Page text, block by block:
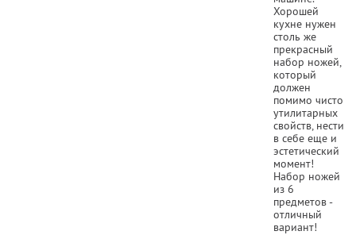
Хорошей
кухне нужен
столь же
прекрасный
набор ножей,
который
должен
помимо чисто
утилитарных
свойств, нести
в себе еще и
эстетический
момент!
Набор ножей
из 6
предметов -
отличный
вариант!